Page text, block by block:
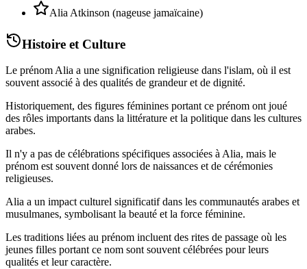
Alia Atkinson (nageuse jamaïcaine)
Histoire et Culture
Le prénom Alia a une signification religieuse dans l'islam, où il est
souvent associé à des qualités de grandeur et de dignité.
Historiquement, des figures féminines portant ce prénom ont joué
des rôles importants dans la littérature et la politique dans les cultures
arabes.
Il n'y a pas de célébrations spécifiques associées à Alia, mais le
prénom est souvent donné lors de naissances et de cérémonies
religieuses.
Alia a un impact culturel significatif dans les communautés arabes et
musulmanes, symbolisant la beauté et la force féminine.
Les traditions liées au prénom incluent des rites de passage où les
jeunes filles portant ce nom sont souvent célébrées pour leurs
qualités et leur caractère.